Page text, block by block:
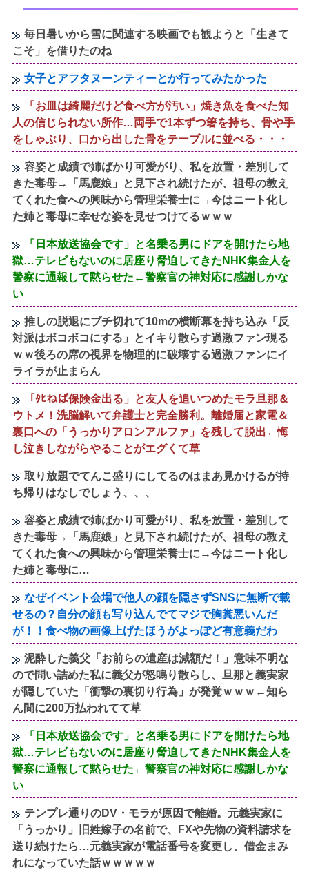
毎日暑いから雪に関連する映画でも観ようと「生きて
こそ」を借りたのね
女子とアフタヌーンティーとか行ってみたかった
「お皿は綺麗だけど食べ方が汚い」焼き魚を食べた知
人の信じられない所作…両手で1本ずつ箸を持ち、骨や手
をしゃぶり、口から出した骨をテーブルに並べる・・・
容姿と成績で姉ばかり可愛がり、私を放置・差別して
きた毒母→「馬鹿娘」と見下され続けたが、祖母の教え
てくれた食への興味から管理栄養士に→今はニート化し
た姉と毒母に幸せな姿を見せつけてるｗｗｗ
「日本放送協会です」と名乗る男にドアを開けたら地
獄…テレビもないのに居座り脅迫してきたNHK集金人を
警察に通報して黙らせた←警察官の神対応に感謝しかな
い
推しの脱退にブチ切れて10mの横断幕を持ち込み「反
対派はボコボコにする」とイキり散らす過激ファン現る
ｗｗ後ろの席の視界を物理的に破壊する過激ファンにイ
ライラが止まらん
「ﾀﾋねば保険金出る」と友人を追いつめたモラ旦那＆
ウトメ！洗脳解いて弁護士と完全勝利。離婚届と家電＆
裏口への「うっかりアロンアルファ」を残して脱出←悔
し泣きしながらやることがエグくて草
取り放題でてんこ盛りにしてるのはまあ見かけるが持
ち帰りはなしでしょう、、、
容姿と成績で姉ばかり可愛がり、私を放置・差別して
きた毒母→「馬鹿娘」と見下され続けたが、祖母の教え
てくれた食への興味から管理栄養士に→今はニート化し
た姉と毒母に…
なぜイベント会場で他人の顔を隠さずSNSに無断で載
せるの？自分の顔も写り込んでてマジで胸糞悪いんだ
が！！食べ物の画像上げたほうがよっぽど有意義だわ
泥酔した義父「お前らの遺産は減額だ！」意味不明な
ので問い詰めた私に義父が怒鳴り散らし、旦那と義実家
が隠していた「衝撃の裏切り行為」が発覚ｗｗｗ←知ら
ん間に200万払われてて草
「日本放送協会です」と名乗る男にドアを開けたら地
獄…テレビもないのに居座り脅迫してきたNHK集金人を
警察に通報して黙らせた←警察官の神対応に感謝しかな
い
テンプレ通りのDV・モラが原因で離婚。元義実家に
「うっかり」旧姓嫁子の名前で、FXや先物の資料請求を
送り続けたら…元義実家が電話番号を変更し、借金まみ
れになっていた話ｗｗｗｗｗ